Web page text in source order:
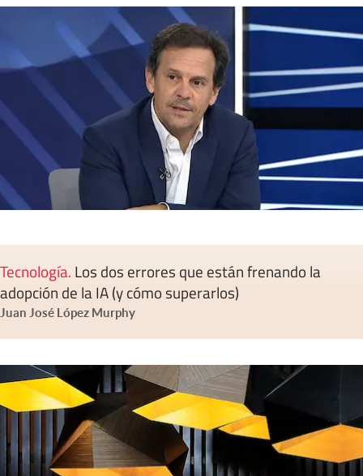
Tecnología. Los dos errores que están frenando la
adopción de la IA (y cómo superarlos)
Juan José López Murphy